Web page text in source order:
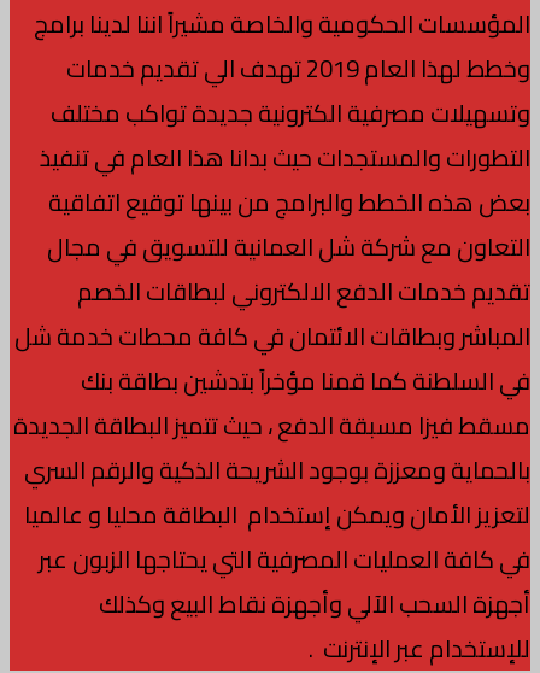
المؤسسات الحكومية والخاصة مشيراً اننا لدينا برامج
وخطط لهذا العام 2019 تهدف الي تقديم خدمات
وتسهيلات مصرفية الكترونية جديدة تواكب مختلف
التطورات والمستجدات حيث بدانا هذا العام في تنفيذ
بعض هذه الخطط والبرامج من بينها توقيع اتفاقية
التعاون مع شركة شل العمانية للتسويق في مجال
تقديم خدمات الدفع الالكتروني لبطاقات الخصم
المباشر وبطاقات الائتمان في كافة محطات خدمة شل
في السلطنة كما قمنا مؤخراً بتدشين بطاقة بنك
مسقط فيزا مسبقة الدفع ، حيث تتميز البطاقة الجديدة
بالحماية ومعززة بوجود الشريحة الذكية والرقم السري
لتعزيز الأمان ويمكن إستخدام البطاقة محليا و عالميا
في كافة العمليات المصرفية التي يحتاجها الزبون عبر
أجهزة السحب الآلي وأجهزة نقاط البيع وكذلك
للإستخدام عبر الإنترنت .